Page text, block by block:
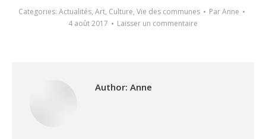
Categories: Actualités, Art, Culture, Vie des communes ParAnne
4 août 2017
Laisser un commentaire
Author: Anne